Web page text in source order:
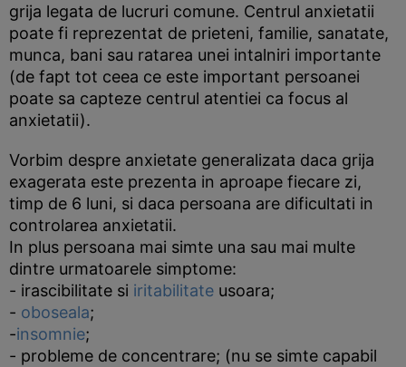
grija legata de lucruri comune. Centrul anxietatii
poate fi reprezentat de prieteni, familie, sanatate,
munca, bani sau ratarea unei intalniri importante
(de fapt tot ceea ce este important persoanei
poate sa capteze centrul atentiei ca focus al
anxietatii).
Vorbim despre anxietate generalizata daca grija
exagerata este prezenta in aproape fiecare zi,
timp de 6 luni, si daca persoana are dificultati in
controlarea anxietatii.
In plus persoana mai simte una sau mai multe
dintre urmatoarele simptome:
- irascibilitate si iritabilitate usoara;
- oboseala;
-insomnie;
- probleme de concentrare; (nu se simte capabil